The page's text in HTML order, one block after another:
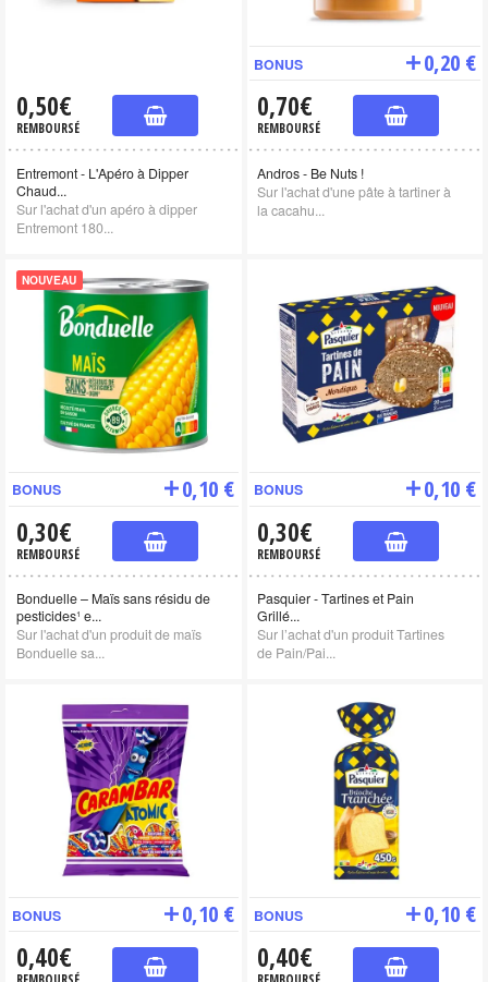
0,50€
REMBOURSÉ
Entremont - L'Apéro à Dipper
Chaud...
Sur l'achat d'un apéro à dipper
Entremont 180...
BONUS 0,20 €
0,70€
REMBOURSÉ
Andros - Be Nuts !
Sur l'achat d'une pâte à tartiner à
la cacahu...
NOUVEAU
BONUS 0,10 €
0,30€
REMBOURSÉ
Bonduelle – Maïs sans résidu de
pesticides¹ e...
Sur l'achat d'un produit de maïs
Bonduelle sa...
BONUS 0,10 €
0,30€
REMBOURSÉ
Pasquier - Tartines et Pain
Grillé...
Sur l’achat d'un produit Tartines
de Pain/Pai...
BONUS 0,10 €
0,40€
BONUS 0,10 €
0,40€